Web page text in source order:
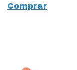
Comprar